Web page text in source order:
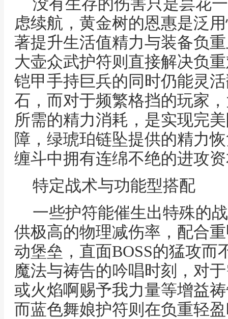
虑续航，黄金树的恩惠是泛
著提升生活值精力与装备负
大壶众武护符则直接解决负
铠甲手持巨兵的同时仍能灵
石，而对于频繁格挡的玩家
所需的精力消耗，是实现完
障，绿琥珀链坠提供的精力
缠斗中拥有连绵不绝的进攻
特定战术与功能型搭配
一些护符能催生出特殊的
供极高的物理减伤率，配合
动堡垒，直面BOSS的猛攻而
魔法与祷告的吟唱时刻，对
或火焰啊赐予我力量等增益
而蓝色舞娘护符则在负重轻